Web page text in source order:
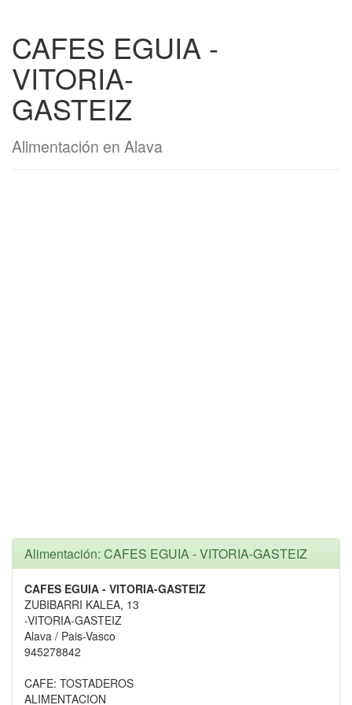
CAFES EGUIA -
VITORIA-
GASTEIZ
Alimentación en Alava
Alimentación: CAFES EGUIA - VITORIA-GASTEIZ
CAFES EGUIA - VITORIA-GASTEIZ
ZUBIBARRI KALEA, 13
-VITORIA-GASTEIZ
Alava / Pais-Vasco
945278842
CAFE: TOSTADEROS
ALIMENTACION